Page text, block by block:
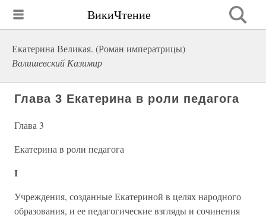
ВикиЧтение
Екатерина Великая. (Роман императрицы)
Валишевский Казимир
Глава 3 Екатерина в роли педагога
Глава 3
Екатерина в роли педагога
I
Учреждения, созданные Екатериной в целях народного
образования, и ее педагогические взгляды и сочинения